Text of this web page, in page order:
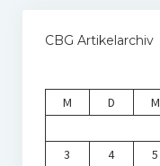
CBG Artikelarchiv
M
D M
3
4 5